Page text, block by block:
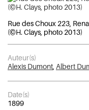
Rue des Choux 223,
(©H. Clays, photo 2013)
Auteur(s)
Alexis Dumont Albert
Date(s)
1899